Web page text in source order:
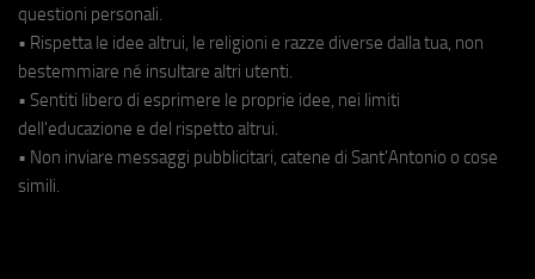
questioni personali.
• Rispetta le idee altrui, le religioni e razze diverse dalla tua, non
bestemmiare né insultare altri utenti.
• Sentiti libero di esprimere le proprie idee, nei limiti
dell'educazione e del rispetto altrui.
• Non inviare messaggi pubblicitari, catene di Sant'Antonio o cose
simili.